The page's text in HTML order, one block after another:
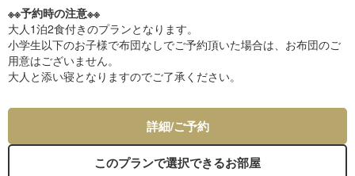
※※予約時の注意※※
大人1泊2食付きのプランとなります。
小学生以下のお子様で布団なしでご予約頂いた場合は、お布団のご
用意はございません。
大人と添い寝となりますのでご了承ください。
詳細/ご予約
このプランで選択できるお部屋